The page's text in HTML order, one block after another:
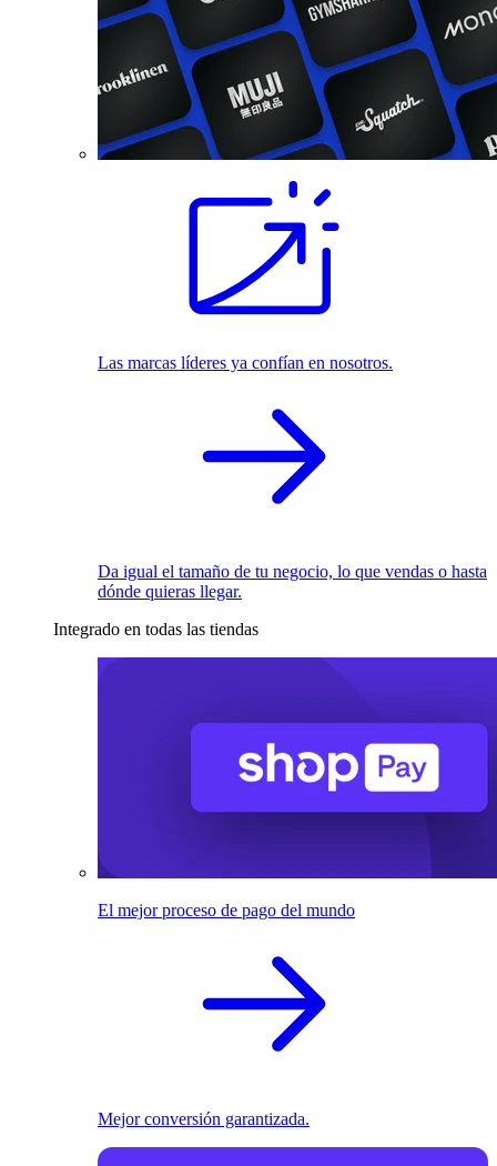
Las marcas líderes ya confían en nosotros.
Da igual el tamaño de tu negocio, lo que vendas o hasta
dónde quieras llegar.
Integrado en todas las tiendas
El mejor proceso de pago del mundo
Mejor conversión garantizada.